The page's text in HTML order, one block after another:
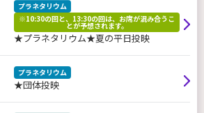
プラネタリウム
※10:30の回と、13:30の回は、お席が混み合うこ
とが予想されます。
★プラネタリウム★夏の平日投映
プラネタリウム
★団体投映